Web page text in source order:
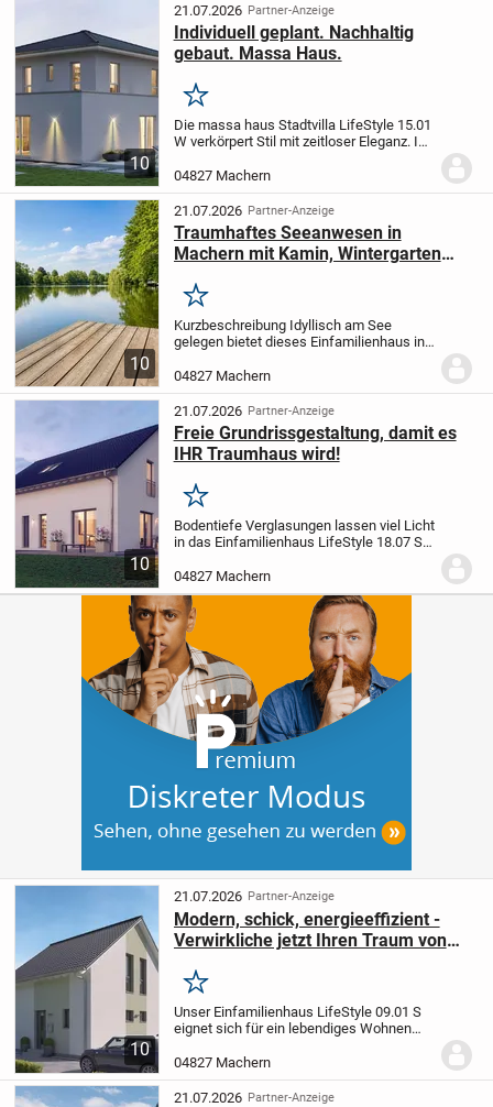
Sie ein charmantes...
10
21.07.2026 Partner-Anzeige
Individuell geplant. Nachhaltig
gebaut. Massa Haus.
Merken
Die massa haus Stadtvilla LifeStyle 15.01
W verkörpert Stil mit zeitloser Eleganz. In
sich bei diesem nahezu quadratisch
angelegten Haus auf rund 160 m²...
04827 Machern
10
21.07.2026 Partner-Anzeige
Traumhaftes Seeanwesen in
Machern mit Kamin, Wintergarten
LageMerken
Kurzbeschreibung Idyllisch am See
gelegen bietet dieses Einfamilienhaus in
Wintergarten und Bootssteg eine seltene
Kombination aus Natur, Ruhe und
stilvollem...
04827 Machern
10
21.07.2026 Partner-Anzeige
Freie Grundrissgestaltung, damit es
IHR Traumhaus wird!
Merken
Bodentiefe Verglasungen lassen viel Licht
in das Einfamilienhaus LifeStyle 18.07 S
Wohnen auf den großflächigen
Wohnebenen noch schöner. Weitere
Schmuckstücke des Hauses...
04827 Machern
10
21.07.2026 Partner-Anzeige
Modern, schick, energieeffizient -
Verwirkliche jetzt Ihren Traum von
Merken
Unser Einfamilienhaus LifeStyle 09.01 S
eignet sich für ein lebendiges Wohnen
befinden sich ein kombinierter Wohn-,
Ess- und Küchenbereich. Über eine
Treppe führt der...
04827 Machern
21.07.2026 Partner-Anzeige